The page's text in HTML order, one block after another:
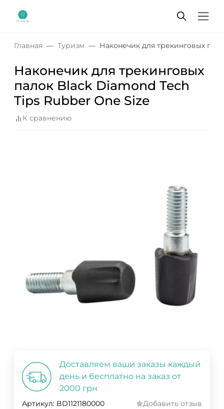
Главная Туризм Наконечик для трекинговых
Наконечик для трекинговых
палок Black Diamond Tech
Tips Rubber One Size
К сравнению
Доставляем ваши заказы каждый
день и бесплатно на заказ от
2000 грн
Артикул: BD1121180000 Добавить отзыв